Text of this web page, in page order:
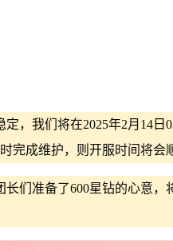
，我们将在2025年2月14日
完成维护，则开服时间将会
们准备了600星钻的心意，